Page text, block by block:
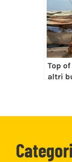
Top
altri